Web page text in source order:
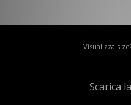
Visualizza
Scarica